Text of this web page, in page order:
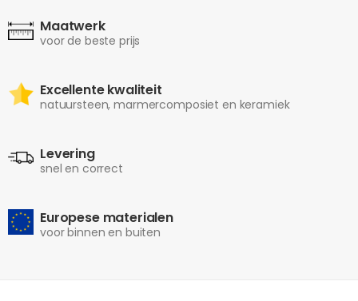
Maatwerk
voor de beste prijs
Excellente kwaliteit
natuursteen, marmercomposiet en keramiek
Levering
snel en correct
Europese materialen
voor binnen en buiten